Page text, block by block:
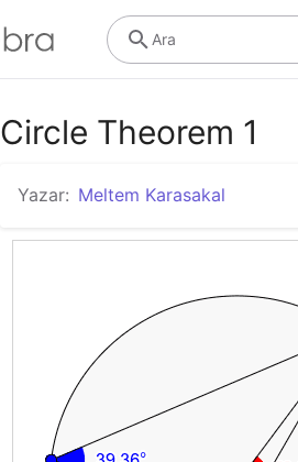
Ara
Circle Theorem 1
Yazar: Meltem Karasakal